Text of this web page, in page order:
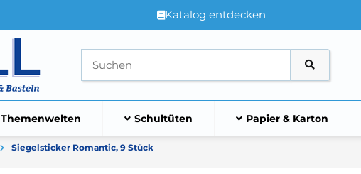
Katalog entdecken
Themenwelten Schultüten Papier & Karton
Siegelsticker Romantic, 9 Stück